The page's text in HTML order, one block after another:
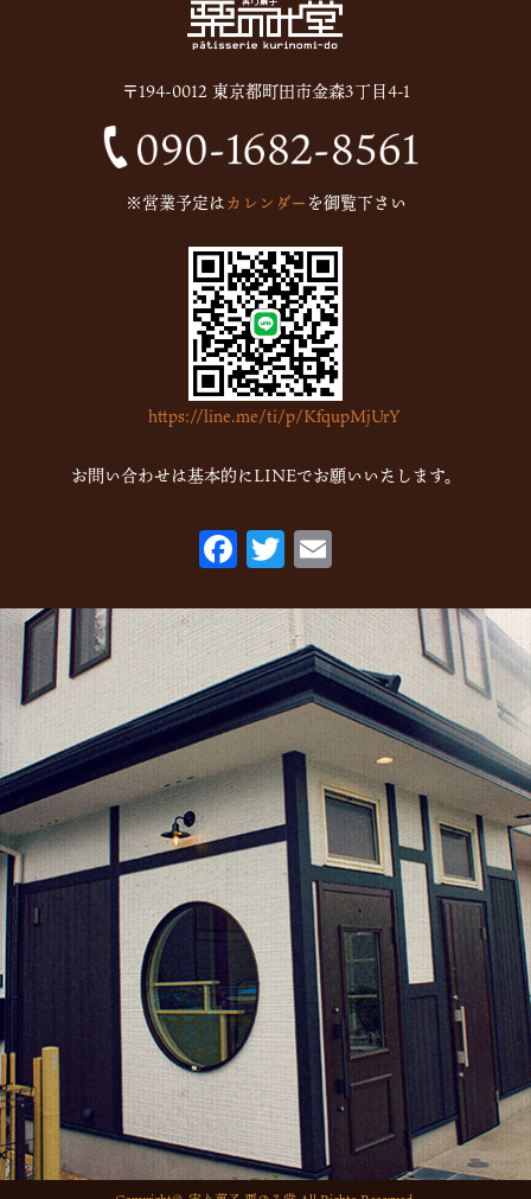
2025年7月(12)
2025年6月(13)
2024年12月(1)
2024年10月(1)
2023年2月(4)
2023年1月(7)
2022年12月(15)
2022年11月(16)
2022年10月(6)
2022年9月(1)
2022年5月
(2)
2022年1月(2)
2021年10月(1)
2021年9月
2021年8月 (1)
2021年6月
(1)
2021年5月
(1)
2021年4月 (1)
2021年2月(2)
2021年1月(2)
2020年12月(5)
2020年11月(2)
2020年10月(1)
2020年9月(1)
2020年7月(1)
〒194-0012 東京都町田市金森3丁目4-1
※営業予定はカレンダーを御覧下さい
https://line.me/ti/p/KfqupMjUrY
お問い合わせは基本的にLINEでお願いいたします。
F
ac
eb
o
o
k
T
w
itt
er
ai
l